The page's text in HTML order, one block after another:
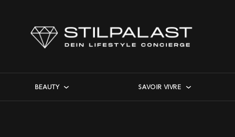
BEAUTY SAVOIR VIVRE